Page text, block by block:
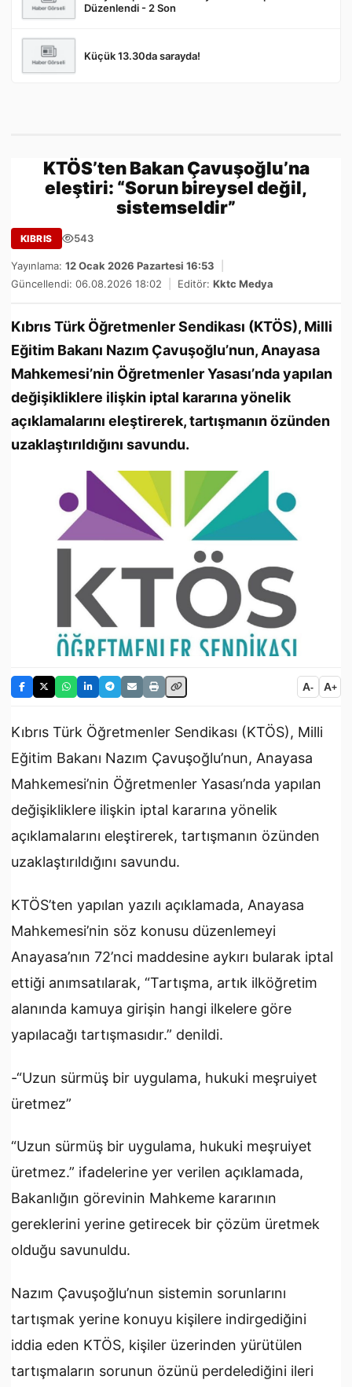
Düzenlendi - 2 Son
Küçük 13.30da sarayda!
KTÖS’ten Bakan Çavuşoğlu’na
eleştiri: “Sorun bireysel değil,
sistemseldir”
KIBRIS 543
Yayınlama: 12 Ocak 2026 Pazartesi 16:53
Güncellendi: 06.08.2026 18:02
Editör: Kktc Medya
Kıbrıs Türk Öğretmenler Sendikası (KTÖS), Milli
Eğitim Bakanı Nazım Çavuşoğlu’nun, Anayasa
Mahkemesi’nin Öğretmenler Yasası’nda yapılan
değişikliklere ilişkin iptal kararına yönelik
açıklamalarını eleştirerek, tartışmanın özünden
uzaklaştırıldığını savundu.
A- A+
Kıbrıs Türk Öğretmenler Sendikası (KTÖS), Milli
Eğitim Bakanı Nazım Çavuşoğlu’nun, Anayasa
Mahkemesi’nin Öğretmenler Yasası’nda yapılan
değişikliklere ilişkin iptal kararına yönelik
açıklamalarını eleştirerek, tartışmanın özünden
uzaklaştırıldığını savundu.
KTÖS’ten yapılan yazılı açıklamada, Anayasa
Mahkemesi’nin söz konusu düzenlemeyi
Anayasa’nın 72’nci maddesine aykırı bularak iptal
ettiği anımsatılarak, “Tartışma, artık ilköğretim
alanında kamuya girişin hangi ilkelere göre
yapılacağı tartışmasıdır.” denildi.
-“Uzun sürmüş bir uygulama, hukuki meşruiyet
üretmez”
“Uzun sürmüş bir uygulama, hukuki meşruiyet
üretmez.” ifadelerine yer verilen açıklamada,
Bakanlığın görevinin Mahkeme kararının
gereklerini yerine getirecek bir çözüm üretmek
olduğu savunuldu.
Nazım Çavuşoğlu’nun sistemin sorunlarını
tartışmak yerine konuyu kişilere indirgediğini
iddia eden KTÖS, kişiler üzerinden yürütülen
tartışmaların sorunun özünü perdelediğini ileri